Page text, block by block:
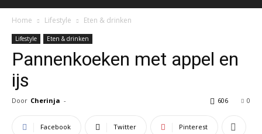
Home Lifestyle Eten & drinken
Lifestyle Eten & drinken
Pannenkoeken met appel en
ijs
Door Cherinja - 0
606
Facebook Twitter Pinterest